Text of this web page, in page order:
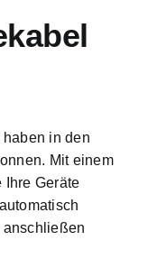
in den
Mit einem
Ihre Geräte